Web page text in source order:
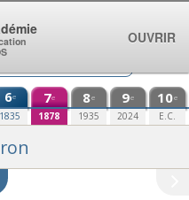
6e
1835
7e
1878
8e
1935
9e
2024
10e
E.C.
OUVRIR